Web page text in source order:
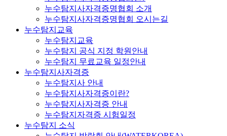
누수탐지사자격증명협회 소개
누수탐지사자격증명협회 오시는길
누수탐지교육
누수탐지교육
누수탐지 공식 지정 학원안내
누수탐지 무료교육 일정안내
누수탐지사자격증
누수탐지사 안내
누수탐지사자격증이란?
누수탐지사자격증 안내
누수탐지자격증 시험일정
누수탐지 소식